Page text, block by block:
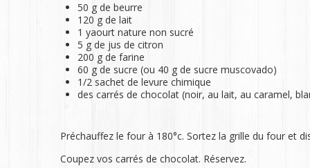
50 g de beurre
120 g de lait
1 yaourt nature non sucré
5 g de jus de citron
200 g de farine
60 g de sucre (ou 40 g de sucre muscovado)
1/2 sachet de levure chimique
des carrés de chocolat (noir, au lait, au caramel,
Préchauffez le four à 180°c. Sortez la grille du four et
Coupez vos carrés de chocolat. Réservez.